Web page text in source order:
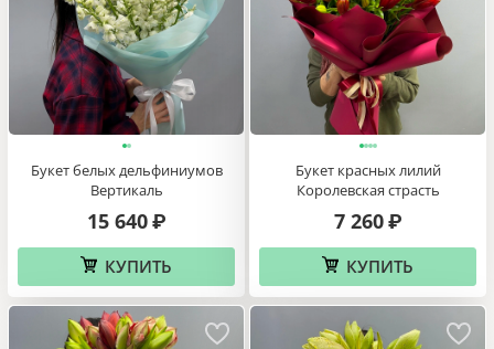
Букет белых дельфиниумов
Вертикаль
15 640 ₽
КУПИТЬ
Букет красных лилий
Королевская страсть
7 260 ₽
КУПИТЬ